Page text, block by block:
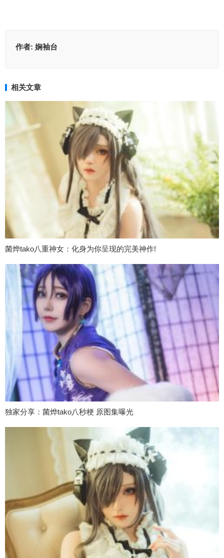
作者: 娴袖台
相关文章
菌烨tako八重神女：化身为你呈现的完美神作!
独家分享：菌烨tako八秒梗 原图集曝光